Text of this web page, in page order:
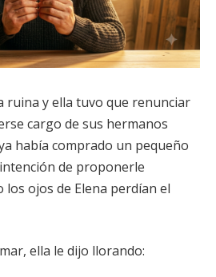
ruina y ella tuvo que renunciar
cargo de sus hermanos
había comprado un pequeño
de proponerle
ojos de Elena perdían el
ella le dijo llorando: